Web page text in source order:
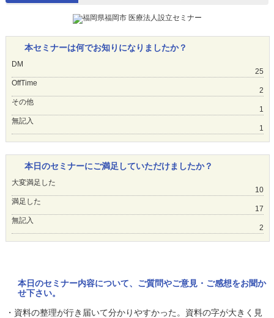
本セミナーは何でお知りになりましたか？
DM
25
OffTime
2
その他
1
無記入
1
本日のセミナーにご満足していただけましたか？
大変満足した
10
満足した
17
無記入
2
本日のセミナー内容について、ご質問やご意見・ご感想をお聞か
せ下さい。
・資料の整理が行き届いて分かりやすかった。資料の字が大きく見